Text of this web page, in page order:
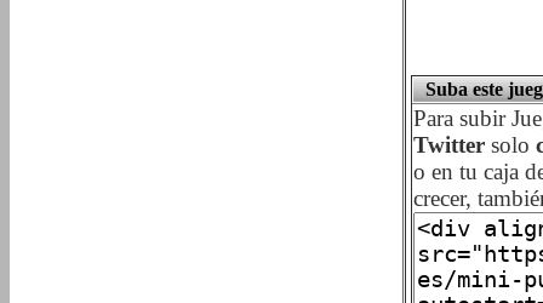
Suba este
Para subir
Twitter solo
o en tu caja
crecer,